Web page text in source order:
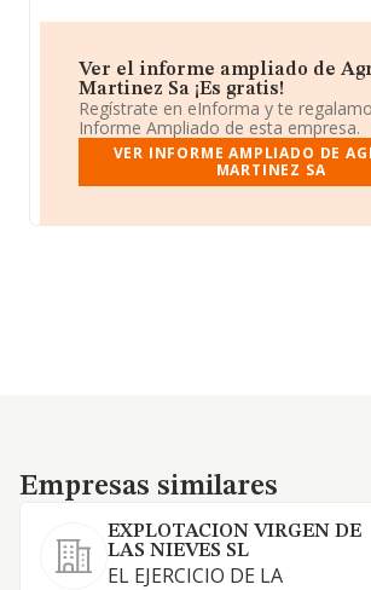
Ver el informe ampliado de
Martinez Sa ¡Es gratis!
Regístrate en eInforma y te
Informe Ampliado de esta empresa.
VER INFORME AMPLIADO DE
MARTINEZ SA
Empresas similares
Empresas similares
EXPLOTACION VIRGEN DE
LAS NIEVES SL
EL EJERCICIO DE LA